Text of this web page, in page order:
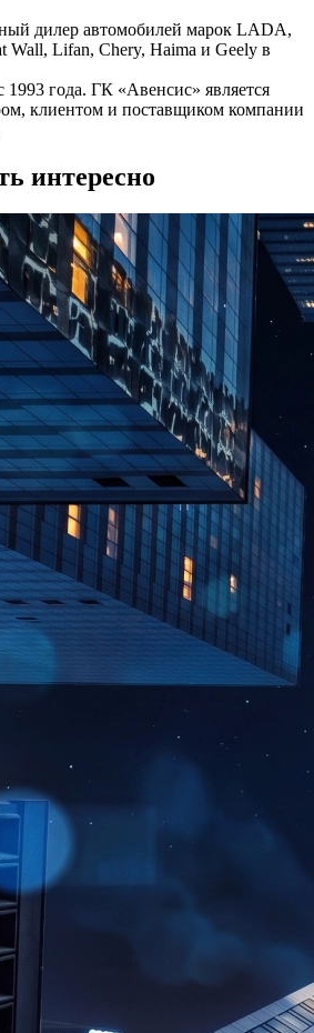
дилер автомобилей марок LADA,
Wall, Lifan, Chery, Haima и Geely в
1993 года. ГК «Авенсис» является
клиентом и поставщиком компании
интересно